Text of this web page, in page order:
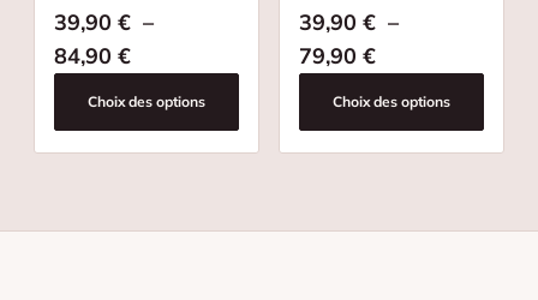
39,90 € –
84,90 €Plage de prix : 39,90 € à 84,90 €
Choix des options
39,90 € –
79,90 €Plage de prix :
Choix des options